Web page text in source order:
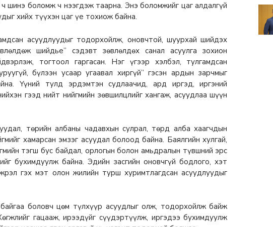
шинэ боломж ч нээгдэж таарна. Энэ боломжийг цаг алдалгүй
хийх түүхэн цаг үе тохиож байна.
асуудлуудыг тодорхойлж, оновчтой, шуурхай шийдэх
шийдье” сэдэвт зөвлөлдөх санал асуулга зохион
тогтоол гаргасан. Нэг үгээр хэлбэл, тулгамдсан
бүлээн усаар угаавал хиргүй” гэсэн ардын зарчмыг
Үүний тулд эрдэмтэн судлаачид, ард иргэд, иргэний
гээд нийт нийгмийн зөвшилцлийг хангаж, асуудлаа шүүн
төрийн албаны чадавхын сулрал, төрд алба хаагчдын
хамарсан эмзэг асуудал болоод байна. Баялгийн хулгай,
тэгш бус байдал, орлогын болон амьдралын түвшний эрс
бухимдуулж байна. Эдийн засгийн оновчгүй бодлого, хэт
гэх мэт олон жилийн турш хуримтлагдсан асуудлуудыг
боловч цөм түлхүүр асуудлыг олж, тодорхойлж байж
гацааж, ирээдүйг сүүдэртүүлж, иргэдээ бухимдуулж